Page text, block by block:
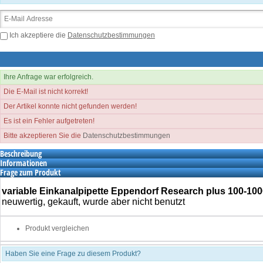
Ich akzeptiere die Datenschutzbestimmungen
Ihre Anfrage war erfolgreich.
Die E-Mail ist nicht korrekt!
Der Artikel konnte nicht gefunden werden!
Es ist ein Fehler aufgetreten!
Bitte akzeptieren Sie die Datenschutzbestimmungen
Beschreibung
Informationen
Frage zum Produkt
variable Einkanalpipette Eppendorf Research plus 100-
neuwertig, gekauft, wurde aber nicht benutzt
Produkt vergleichen
Haben Sie eine Frage zu diesem Produkt?